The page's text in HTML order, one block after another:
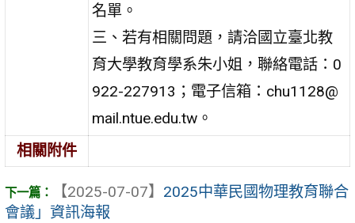
名單。
三、若有相關問題，請洽國立臺北教
育大學教育學系朱小姐，聯絡電話：0
922-227913；電子信箱：chu1128@
mail.ntue.edu.tw。
相關附件
【2025-07-07】 2025中華民國物理教育聯合
會議」資訊海報